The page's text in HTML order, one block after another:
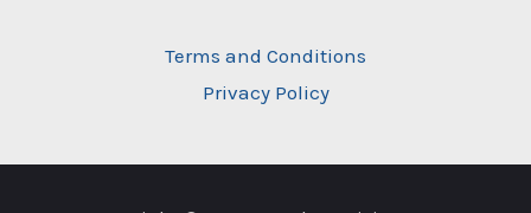
Terms and Conditions
Privacy Policy